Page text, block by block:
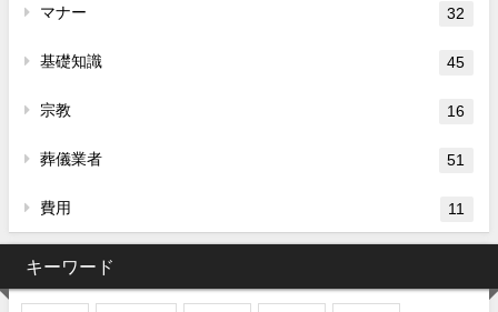
マナー 32
基礎知識 45
宗教 16
葬儀業者 51
費用 11
キーワード